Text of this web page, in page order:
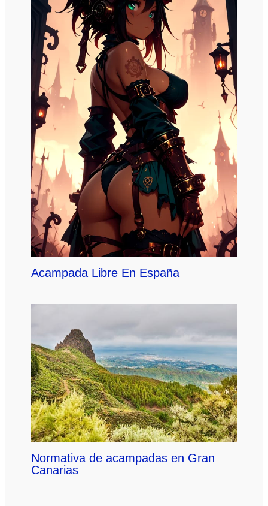
Acampada Libre En España
Normativa de acampadas en Gran
Canarias